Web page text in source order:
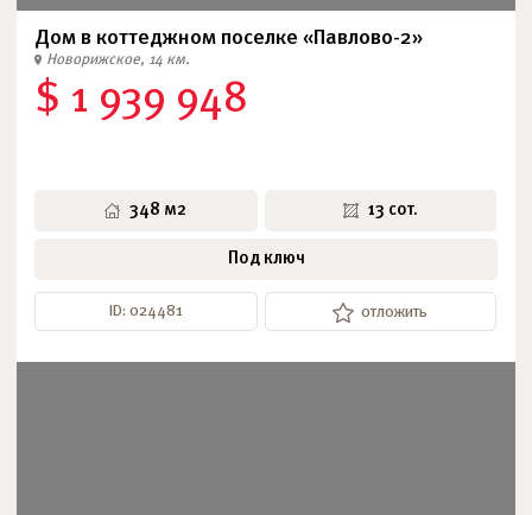
Дом в коттеджном поселке «Павлово-2»
Новорижское, 14 км.
$ 1 939 948
348 м2 13 сот.
Под ключ
ID: 024481 отложить